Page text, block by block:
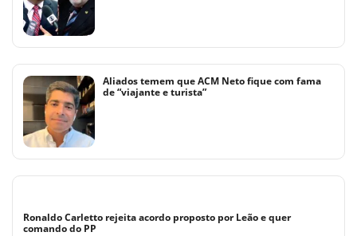
Aliados temem que ACM Neto fique com fama
de “viajante e turista”
Ronaldo Carletto rejeita acordo proposto por Leão e quer
comando do PP